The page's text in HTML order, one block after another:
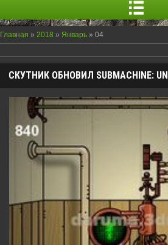
Главная » 2018 » Январь » 04
СКУТНИК ОБНОВИЛ SUBMACHINE: